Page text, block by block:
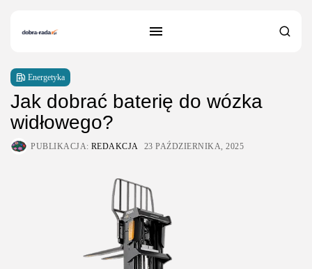
Energetyka
Jak dobrać baterię do wózka
widłowego?
PUBLIKACJA: REDAKCJA 23 PAŹDZIERNIKA, 2025